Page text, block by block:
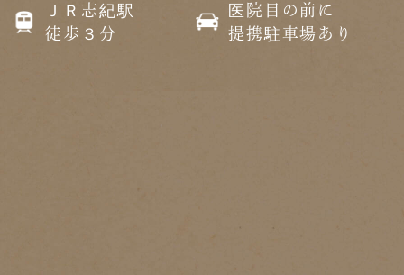
ＪＲ志紀駅
徒歩３分
医院目の前に
提携駐車場あり